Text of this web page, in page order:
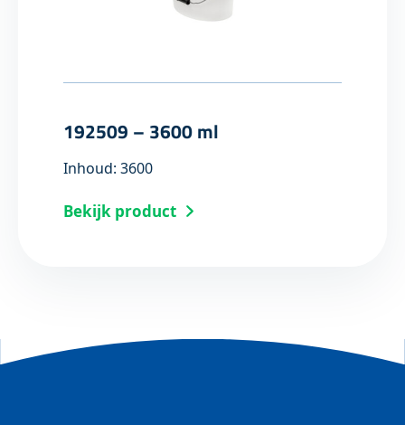
192509 – 3600 ml
Inhoud: 3600
Bekijk product